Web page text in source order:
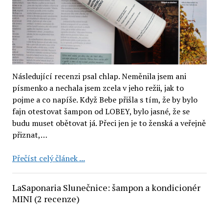
Následující recenzi psal chlap. Neměnila jsem ani
písmenko a nechala jsem zcela v jeho režii, jak to
pojme a co napíše. Když Bebe přišla s tím, že by bylo
fajn otestovat šampon od LOBEY, bylo jasné, že se
budu muset obětovat já. Přeci jen je to ženská a veřejně
přiznat,…
Přečíst celý článek ...Lobey
na
mastné
LaSaponaria Slunečnice: šampon a kondicionér
MINI (2 recenze)